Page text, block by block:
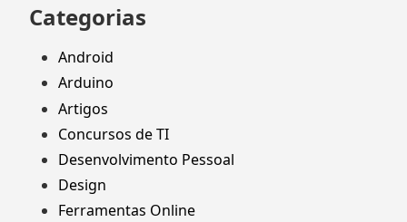
Categorias
Android
Arduino
Artigos
Concursos de TI
Desenvolvimento Pessoal
Design
Ferramentas Online